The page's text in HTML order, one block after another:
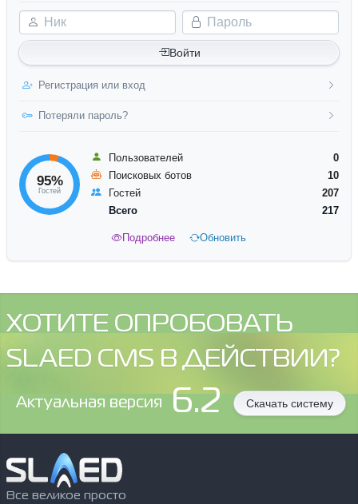
Ник Пароль
Войти
Регистрация или вход
Потеряли пароль?
95%
Гостей
Пользователей
0
Поисковых ботов
10
Гостей
207
Всего
217
Подробнее Обновить
ХОТИТЕ ОПРОБОВАТЬ
SLAED CMS В ДЕЙСТВИИ?
Aктуальная версия 6.2 Скачать систему
Все великое просто